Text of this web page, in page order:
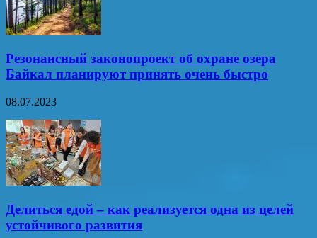
Резонансный законопроект об охране озера
Байкал планируют принять очень быстро
08.07.2023
Делиться едой – как реализуется одна из целей
устойчивого развития